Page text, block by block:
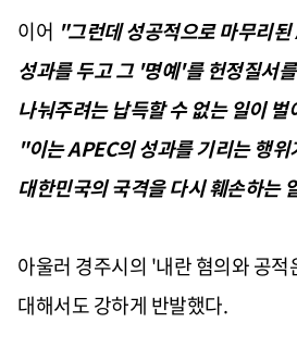
이어 "그런데 성공적으로 마무리
성과를 두고 그 '명예'를 헌정질서
나눠주려는 납득할 수 없는 일이
"이는 APEC의 성과를 기리는 행
대한민국의 국격을 다시 훼손하는
아울러 경주시의 '내란 혐의와 공
대해서도 강하게 반발했다.